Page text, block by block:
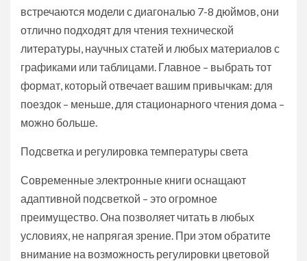
встречаются модели с диагональю 7-8 дюймов, они
отлично подходят для чтения технической
литературы, научных статей и любых материалов с
графиками или таблицами. Главное – выбрать тот
формат, который отвечает вашим привычкам: для
поездок – меньше, для стационарного чтения дома –
можно больше.
Подсветка и регулировка температуры света
Современные электронные книги оснащают
адаптивной подсветкой – это огромное
преимущество. Она позволяет читать в любых
условиях, не напрягая зрение. При этом обратите
внимание на возможность регулировки цветовой